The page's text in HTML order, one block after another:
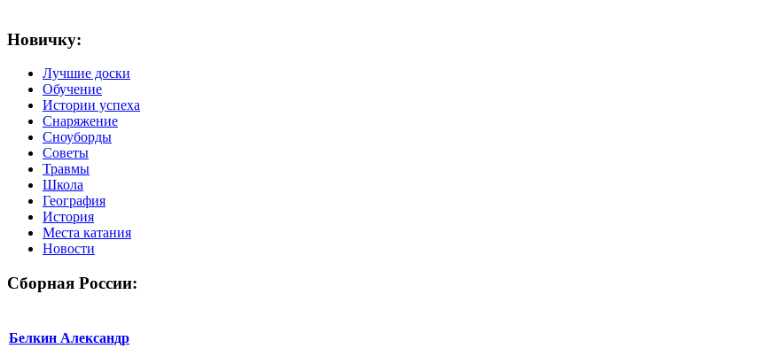
Новичку:
Лучшие доски
Обучение
Истории успеха
Снаряжение
Сноуборды
Советы
Травмы
Школа
География
История
Места катания
Новости
Сборная России:
Белкин Александр